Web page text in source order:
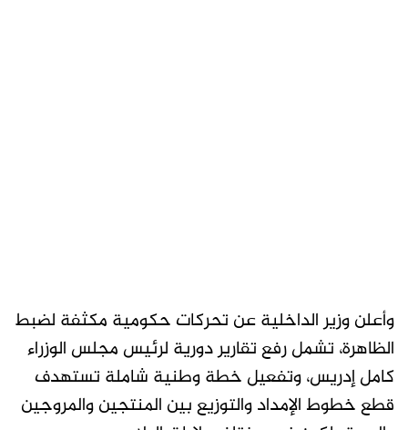
وأعلن وزير الداخلية عن تحركات حكومية مكثفة لضبط
الظاهرة، تشمل رفع تقارير دورية لرئيس مجلس الوزراء
كامل إدريس، وتفعيل خطة وطنية شاملة تستهدف
قطع خطوط الإمداد والتوزيع بين المنتجين والمروجين